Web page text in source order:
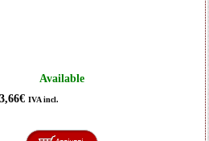
Available
3,66€ IVA incl.